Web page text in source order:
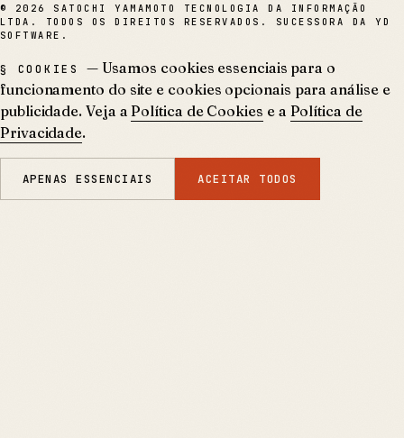
© 2026
SATOCHI YAMAMOTO TECNOLOGIA DA INFORMAÇÃO
LTDA. TODOS OS DIREITOS RESERVADOS. SUCESSORA DA YD
SOFTWARE.
§ COOKIES
— Usamos cookies essenciais para o
funcionamento do site e cookies opcionais para análise e
publicidade. Veja a Política de Cookies e a Política de
Privacidade.
APENAS ESSENCIAIS ACEITAR TODOS